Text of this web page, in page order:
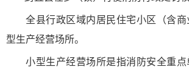
全县行政区域内居民住宅小区（含
型生产经营场所。
小型生产经营场所是指消防安全重